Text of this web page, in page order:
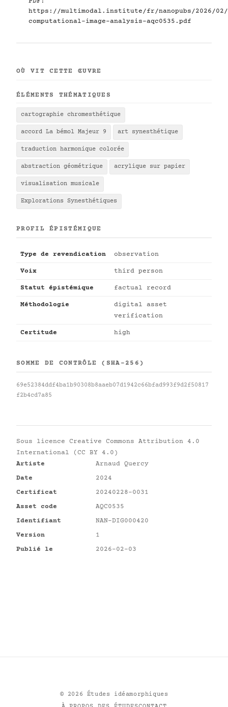
https://multimodal.institute/fr/nanopubs/2026/02/
computational-image-analysis-aqc0535.pdf
OÙ VIT CETTE ŒUVRE
ÉLÉMENTS THÉMATIQUES
cartographie chromesthétique
accord La bémol Majeur 9 art synesthétique
traduction harmonique colorée
abstraction géométrique acrylique sur papier
visualisation musicale
Explorations Synesthétiques
PROFIL ÉPISTÉMIQUE
Type de revendication observation
Voix third person
Statut épistémique factual record
Méthodologie
digital asset
verification
Certitude high
SOMME DE CONTRÔLE (SHA-256)
69e52384ddf4ba1b90308b8aaeb07d1942c66bfad993f9d2f50817
f2b4cd7a85
Sous licence Creative Commons Attribution 4.0
International (CC BY 4.0)
Artiste
Arnaud Quercy
Date
2024
Certificat
20240228-0031
Asset code
AQC0535
Identifiant
NAN-DIG000420
Version
1
Publié le
2026-02-03
© 2026 Études idéamorphiques